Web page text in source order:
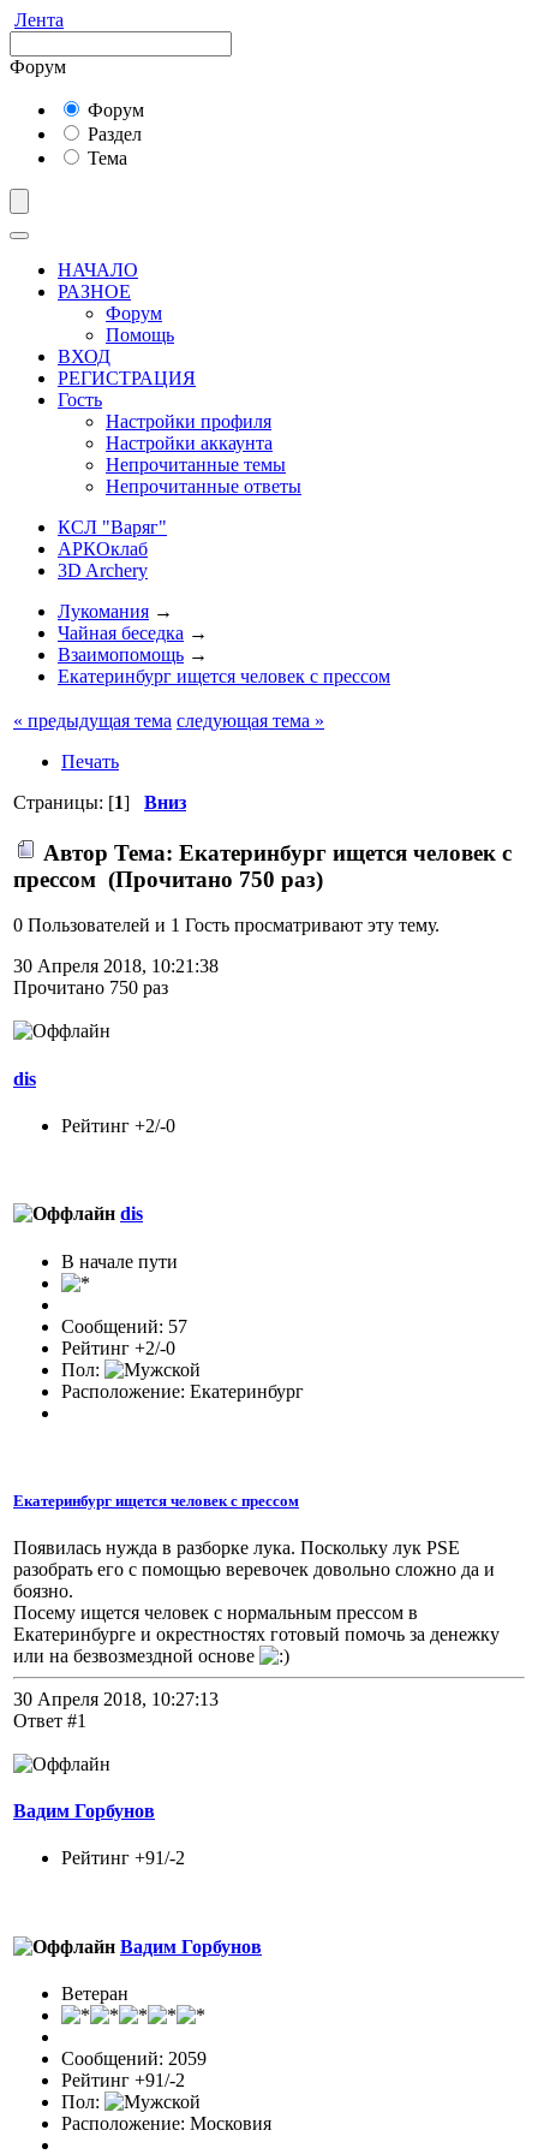
Лента
Форум
Форум
Раздел
Тема
НАЧАЛО
РАЗНОЕ
Форум
Помощь
ВХОД
РЕГИСТРАЦИЯ
Гость
Настройки профиля
Настройки аккаунта
Непрочитанные темы
Непрочитанные ответы
КСЛ "Варяг"
АРКОклаб
3D Archery
Лукомания →
Чайная беседка →
Взаимопомощь →
Екатеринбург ищется человек с прессом
« предыдущая тема следующая тема »
Печать
Страницы: [1] Вниз
Автор Тема: Екатеринбург ищется человек с
прессом (Прочитано 750 раз)
0 Пользователей и 1 Гость просматривают эту тему.
30 Апреля 2018, 10:21:38
Прочитано 750 раз
dis
Рейтинг +2/-0
dis
В начале пути
Сообщений: 57
Рейтинг +2/-0
Пол:
Расположение: Екатеринбург
Екатеринбург ищется человек с прессом
Появилась нужда в разборке лука. Поскольку лук PSE
разобрать его с помощью веревочек довольно сложно да и
боязно.
Посему ищется человек с нормальным прессом в
Екатеринбурге и окрестностях готовый помочь за денежку
или на безвозмездной основе
30 Апреля 2018, 10:27:13
Ответ #1
Вадим Горбунов
Рейтинг +91/-2
Вадим Горбунов
Ветеран
Сообщений: 2059
Рейтинг +91/-2
Пол:
Расположение: Московия